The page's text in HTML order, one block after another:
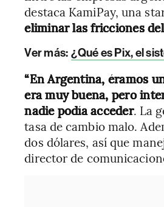
destaca KamiPay, una
eliminar las fricciones
Ver más: ¿Qué es Pix, el
“En Argentina, éramos
era muy buena, pero
nadie podía acceder. La
tasa de cambio malo.
dos dólares, así que
director de